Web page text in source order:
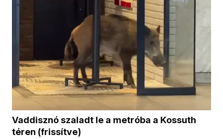
Vaddisznó szaladt le a metróba a Kossuth
téren (frissítve)